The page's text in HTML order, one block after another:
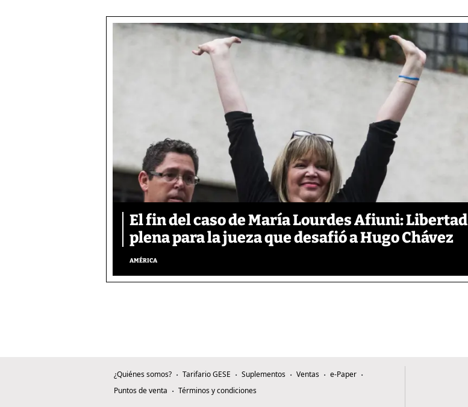
El fin del caso de María Lourdes Afiuni: Libertad
plena para la jueza que desafió a Hugo Chávez
AMÉRICA
¿Quiénes somos? Tarifario GESE Suplementos Ventas
e-Paper
Puntos de venta
Términos y condiciones